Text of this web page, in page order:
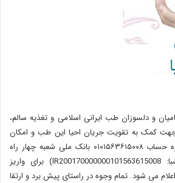
و دلسوزان طب ایرانی اسلامی و تغذیه سالم،
جهت کمک به تقویت جریان احیا این طب و امکان
همیاری در این زمینه شماره حساب ۰۱۰۱۵۶۳۶۱۵۰۰۸ بانک ملی شعبه چهار راه
ساسان تهران ( شماره شبا: IR200170000000101563615008) برای واریز
می شود. تمام وجوه در راستای پیش برد و ارتقا